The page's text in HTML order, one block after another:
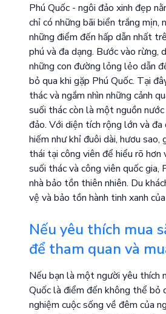
Phú Quốc - ngôi đảo xinh đẹp
chỉ có những bãi biển trắng
những điểm đến hấp dẫn nhất
phú và đa dạng. Bước vào rừng,
những con đường lỏng lẻo dẫn
bỏ qua khi gặp Phú Quốc. Tại
thác và ngắm nhìn những cảnh
suối thác còn là một nguồn
đảo. Với diện tích rộng lớn và
hiếm như khỉ đuôi dài, hươu
thái tại công viên để hiểu rõ
suối thác và công viên quốc
nhà bảo tồn thiên nhiên. Du
vệ và bảo tồn hành tinh xanh
Nếu yêu thích mua
để tham quan và
Nếu bạn là một người yêu thích
Quốc là điểm đến không thể bỏ
nghiệm cuộc sống về đêm của